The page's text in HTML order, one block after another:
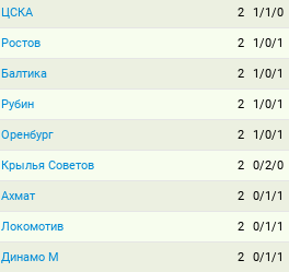
ЦСКА 2 1/1/0
Ростов 2 1/0/1
Балтика 2 1/0/1
Рубин 2 1/0/1
Оренбург 2 1/0/1
Крылья Советов 2 0/2/0
Ахмат 2 0/1/1
Локомотив 2 0/1/1
Динамо М 2 0/1/1